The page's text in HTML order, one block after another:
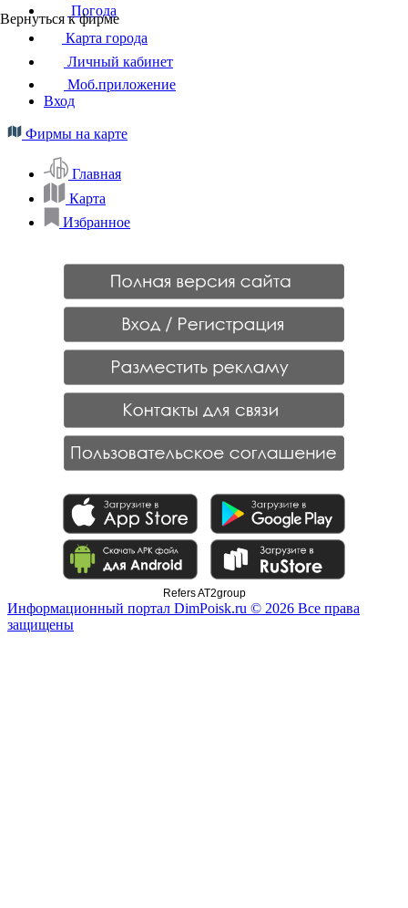
Вернуться к фирме
Погода
Карта города
Личный кабинет
Моб.приложение
Вход
Фирмы на карте
Главная
Карта
Избранное
Refers AT2group
Информационный портал DimPoisk.ru © 2026 Все права
защищены